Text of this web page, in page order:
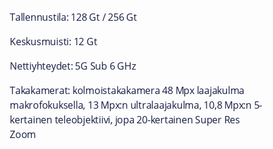
Tallennustila: 128 Gt / 256 Gt
Keskusmuisti: 12 Gt
Nettiyhteydet: 5G Sub 6 GHz
Takakamerat: kolmoistakakamera 48 Mpx laajakulma
makrofokuksella, 13 Mpx:n ultralaajakulma, 10,8 Mpx:n 5-
kertainen teleobjektiivi, jopa 20-kertainen Super Res
Zoom